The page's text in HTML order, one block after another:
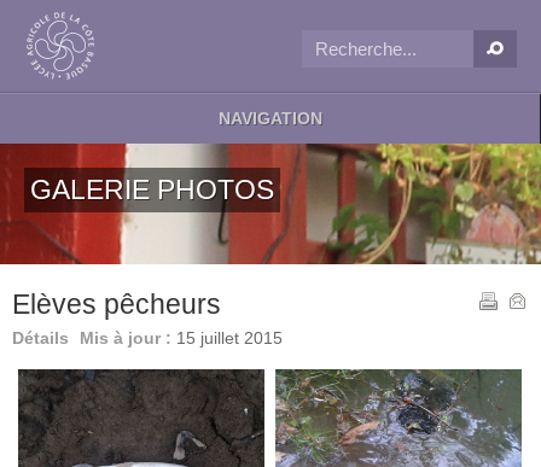
NAVIGATION
GALERIE PHOTOS
Elèves pêcheurs
Détails Mis à jour : 15 juillet 2015